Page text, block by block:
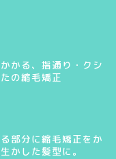
かる、指通り・クシ
の縮毛矯正
部分に縮毛矯正をか
かした髪型に。